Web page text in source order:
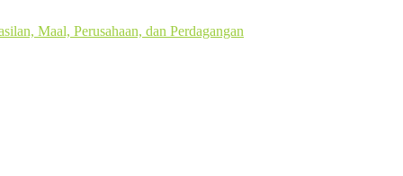
Maal, Perusahaan, dan Perdagangan